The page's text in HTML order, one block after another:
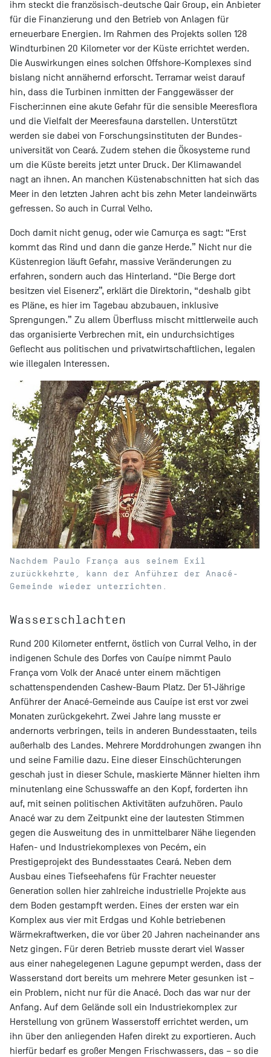
ihm steckt die französisch-deutsche Qair Group, ein Anbieter
für die Finanzierung und den Betrieb von Anlagen für
erneuerbare Energien. Im Rahmen des Projekts sollen 128
Windturbinen 20 Kilometer vor der Küste errichtet werden.
Die Auswirkungen eines solchen Offshore-Komplexes sind
bislang nicht annähernd erforscht. Terramar weist darauf
hin, dass die Turbinen inmitten der Fanggewässer der
Fischer:innen eine akute Gefahr für die sensible Meeresflora
und die Vielfalt der Meeresfauna darstellen. Unterstützt
werden sie dabei von Forschungsinstituten der Bundes-
universität von Ceará. Zudem stehen die Ökosysteme rund
um die Küste bereits jetzt unter Druck. Der Klimawandel
nagt an ihnen. An manchen Küstenabschnitten hat sich das
Meer in den letzten Jahren acht bis zehn Meter landeinwärts
gefressen. So auch in Curral Velho.
Doch damit nicht genug, oder wie Camurça es sagt: “Erst
kommt das Rind und dann die ganze Herde.” Nicht nur die
Küstenregion läuft Gefahr, massive Veränderungen zu
erfahren, sondern auch das Hinterland. “Die Berge dort
besitzen viel Eisenerz”, erklärt die Direktorin, “deshalb gibt
es Pläne, es hier im Tagebau abzubauen, inklusive
Sprengungen.” Zu allem Überfluss mischt mittlerweile auch
das organisierte Verbrechen mit, ein undurchsichtiges
Geflecht aus politischen und privatwirtschaftlichen, legalen
wie illegalen Interessen.
Nachdem Paulo França aus seinem Exil
zurückkehrte, kann der Anführer der Anacé-
Gemeinde wieder unterrichten.
Wasserschlachten
Rund 200 Kilometer entfernt, östlich von Curral Velho, in der
indigenen Schule des Dorfes von Cauípe nimmt Paulo
França vom Volk der Anacé unter einem mächtigen
schattenspendenden Cashew-Baum Platz. Der 51-Jährige
Anführer der Anacé-Gemeinde aus Cauípe ist erst vor zwei
Monaten zurückgekehrt. Zwei Jahre lang musste er
andernorts verbringen, teils in anderen Bundesstaaten, teils
außerhalb des Landes. Mehrere Morddrohungen zwangen ihn
und seine Familie dazu. Eine dieser Einschüchterungen
geschah just in dieser Schule, maskierte Männer hielten ihm
minutenlang eine Schusswaffe an den Kopf, forderten ihn
auf, mit seinen politischen Aktivitäten aufzuhören. Paulo
Anacé war zu dem Zeitpunkt eine der lautesten Stimmen
gegen die Ausweitung des in unmittelbarer Nähe liegenden
Hafen- und Industriekomplexes von Pecém, ein
Prestigeprojekt des Bundesstaates Ceará. Neben dem
Ausbau eines Tiefseehafens für Frachter neuester
Generation sollen hier zahlreiche industrielle Projekte aus
dem Boden gestampft werden. Eines der ersten war ein
Komplex aus vier mit Erdgas und Kohle betriebenen
Wärmekraftwerken, die vor über 20 Jahren nacheinander ans
Netz gingen. Für deren Betrieb musste derart viel Wasser
aus einer nahegelegenen Lagune gepumpt werden, dass der
Wasserstand dort bereits um mehrere Meter gesunken ist –
ein Problem, nicht nur für die Anacé. Doch das war nur der
Anfang. Auf dem Gelände soll ein Industriekomplex zur
Herstellung von grünem Wasserstoff errichtet werden, um
ihn über den anliegenden Hafen direkt zu exportieren. Auch
hierfür bedarf es großer Mengen Frischwassers, das – so die